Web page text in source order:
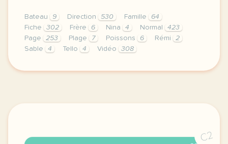
Bateau 9 Direction 530 Famille
64
Fiche
302 Frère 6 Nina 4 Normal
423
Page
253 Plage 7 Poissons 6 Rémi
2
Sable
4 Tello 4 Vidéo 308
didomi host didomi components button cursor
C2